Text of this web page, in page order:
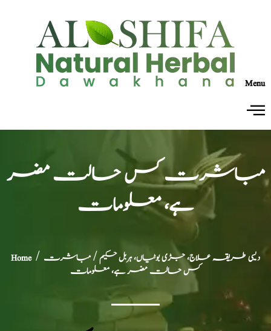
Menu
مباشرت کس حالت مضر
ہے، معلومات
Home/ دیسی طریقہ علاج، جڑی بوٹیاں، ہربل حکیم/ مباشرت
کس حالت مضر ہے، معلومات